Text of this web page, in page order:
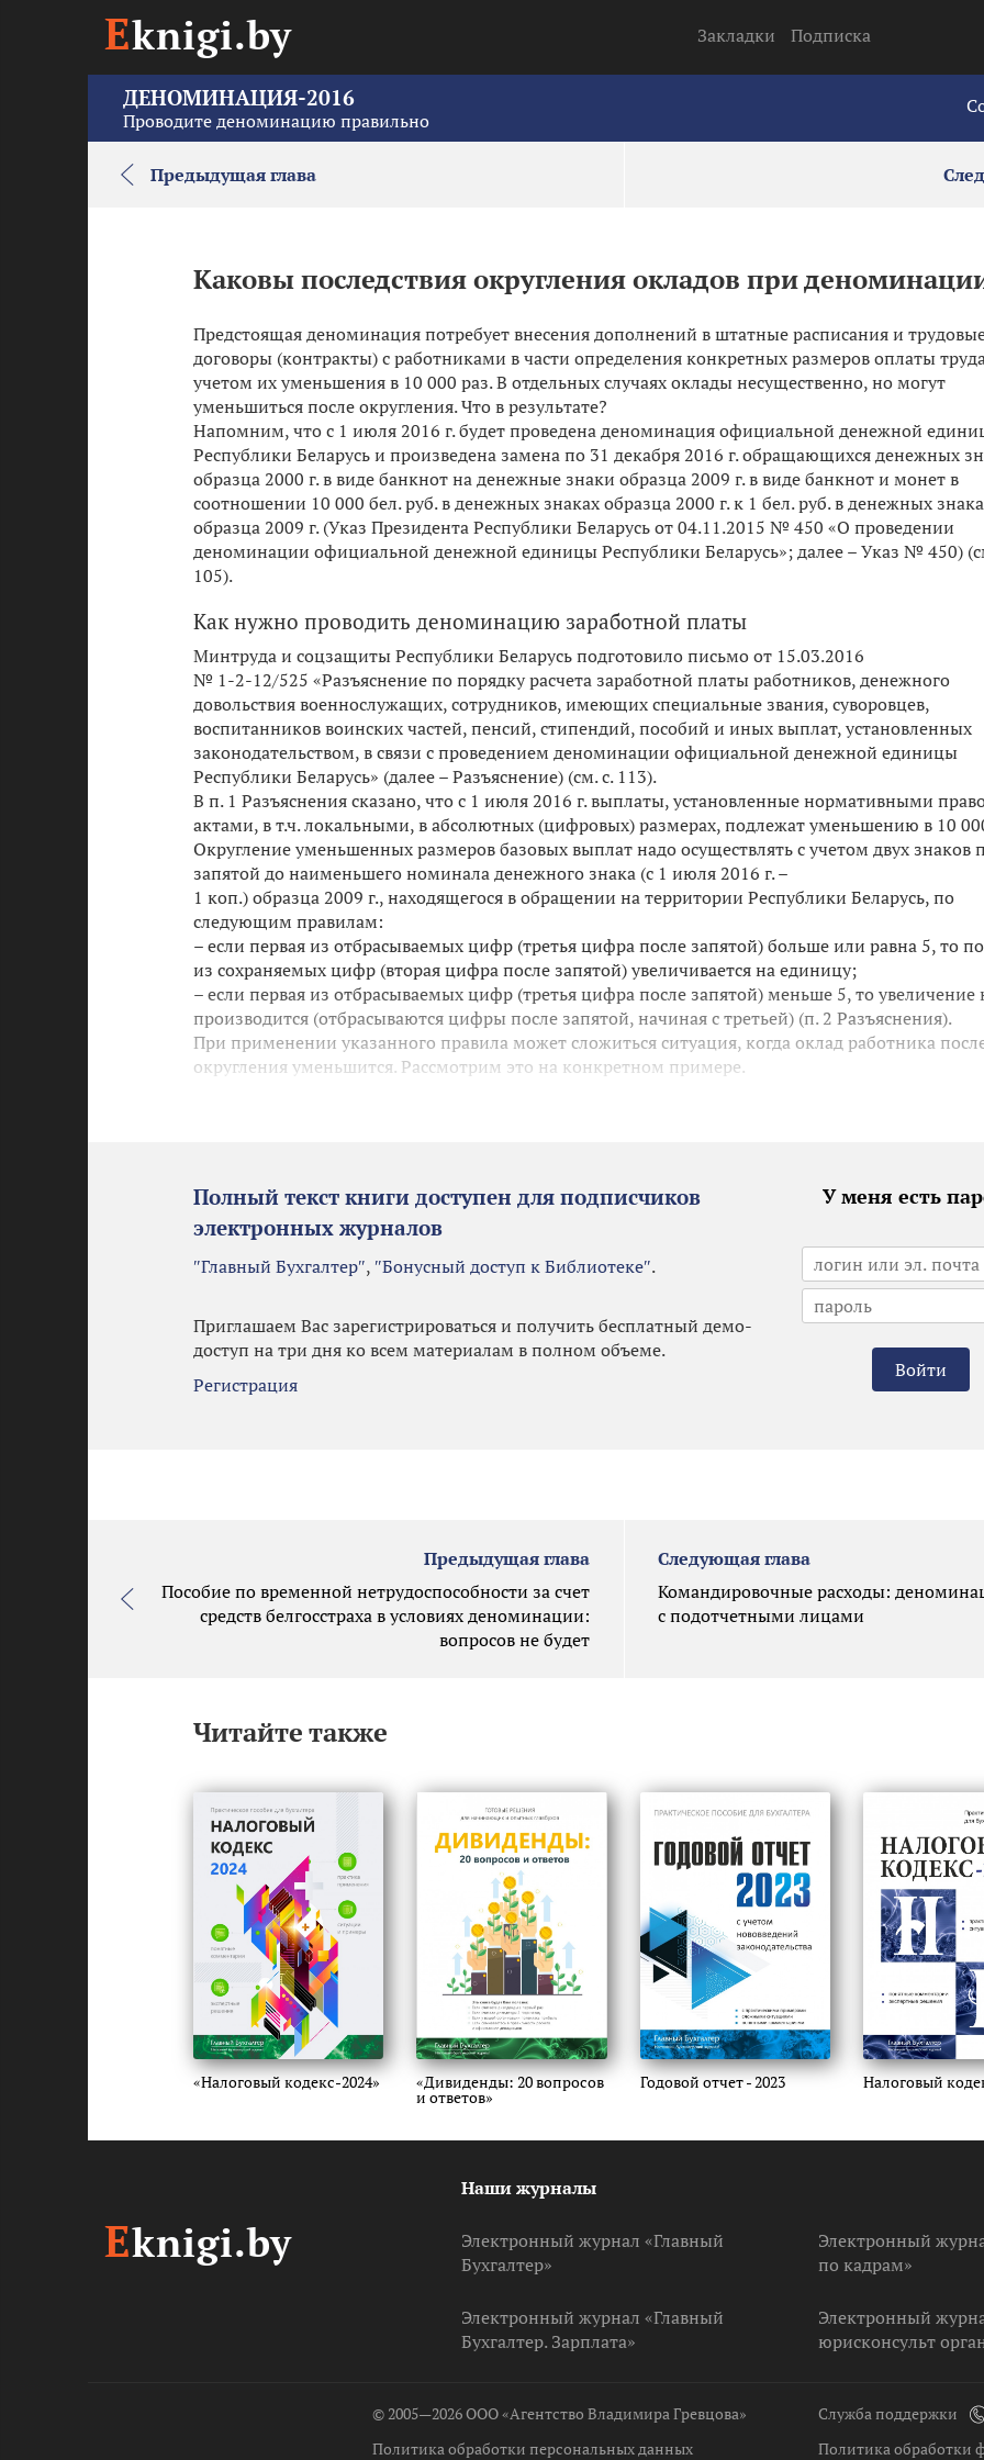
Eknigi.by Закладки Подписка
ДЕНОМИНАЦИЯ-2016
Проводите деноминацию правильно
Предыдущая глава
Каковы последствия округления окладов при
Предстоящая деноминация потребует внесения дополнений в штатные расписания и
договоры (контракты) с работниками в части определения конкретных размеров оплаты
учетом их уменьшения в 10 000 раз. В отдельных случаях оклады несущественно, но могут
уменьшиться после округления. Что в результате?
Напомним, что с 1 июля 2016 г. будет проведена деноминация официальной денежной
Республики Беларусь и произведена замена по 31 декабря 2016 г. обращающихся денежных
образца 2000 г. в виде банкнот на денежные знаки образца 2009 г. в виде банкнот и монет в
соотношении 10 000 бел. руб. в денежных знаках образца 2000 г. к 1 бел. руб. в денежных
образца 2009 г. (Указ Президента Республики Беларусь от 04.11.2015 № 450 «О проведении
деноминации официальной денежной единицы Республики Беларусь»; далее – Указ № 450)
105).
Как нужно проводить деноминацию заработной платы
Минтруда и соцзащиты Республики Беларусь подготовило письмо от 15.03.2016
№ 1-2-12/525 «Разъяснение по порядку расчета заработной платы работников, денежного
довольствия военнослужащих, сотрудников, имеющих специальные звания, суворовцев,
воспитанников воинских частей, пенсий, стипендий, пособий и иных выплат, установленных
законодательством, в связи с проведением деноминации официальной денежной единицы
Республики Беларусь» (далее – Разъяснение) (см. с. 113).
В п. 1 Разъяснения сказано, что с 1 июля 2016 г. выплаты, установленные нормативными
актами, в т.ч. локальными, в абсолютных (цифровых) размерах, подлежат уменьшению в 10
Округление уменьшенных размеров базовых выплат надо осуществлять с учетом двух знаков
запятой до наименьшего номинала денежного знака (с 1 июля 2016 г. –
1 коп.) образца 2009 г., находящегося в обращении на территории Республики Беларусь, по
следующим правилам:
– если первая из отбрасываемых цифр (третья цифра после запятой) больше или равна 5, то
из сохраняемых цифр (вторая цифра после запятой) увеличивается на единицу;
– если первая из отбрасываемых цифр (третья цифра после запятой) меньше 5, то увеличение
производится (отбрасываются цифры после запятой, начиная с третьей) (п. 2 Разъяснения).
При применении указанного правила может сложиться ситуация, когда оклад работника
округления уменьшится. Рассмотрим это на конкретном примере.
Полный текст книги доступен для подписчиков
электронных журналов
″Главный Бухгалтер″, ″Бонусный доступ к Библиотеке″.
Приглашаем Вас зарегистрироваться и получить бесплатный демо-
доступ на три дня ко всем материалам в полном объеме.
Регистрация
У меня есть
Войти
Предыдущая глава
Пособие по временной нетрудоспособности за счет
средств белгосстраха в условиях деноминации:
вопросов не будет
Следующая глава
Командировочные расходы:
с подотчетными лицами
Читайте также
«Налоговый кодекс-2024» «Дивиденды: 20 вопросов
и ответов»
Годовой отчет - 2023 Налоговый
Eknigi.by
Наши журналы
Электронный журнал «Главный
Бухгалтер»
Электронный журнал «Главный
Бухгалтер. Зарплата»
Электронный
по кадрам»
Электронный
юрисконсульт
© 2005—2026 ООО «Агентство Владимира Гревцова» Служба поддержки
Политика обработки персональных данных
Политика обработки